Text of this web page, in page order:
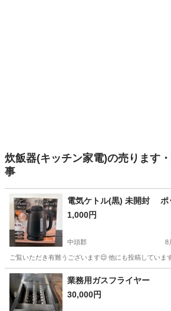
炊飯器(キッチン家電)の売ります
事
電気ケトル(黒) 未開封 ポ
1,000円
中頭郡 8
ご覧いただき有難うございます😌 他にも投稿
沖縄 中頭郡 キッチン家電
業務用ガスフライヤー
30,000円